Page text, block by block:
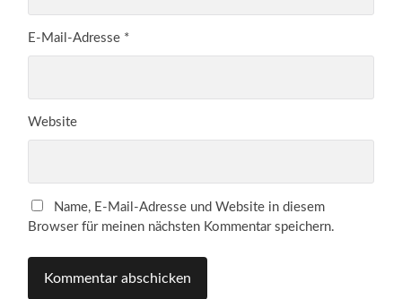
E-Mail-Adresse *
Website
Name, E-Mail-Adresse und Website in diesem
Browser für meinen nächsten Kommentar speichern.